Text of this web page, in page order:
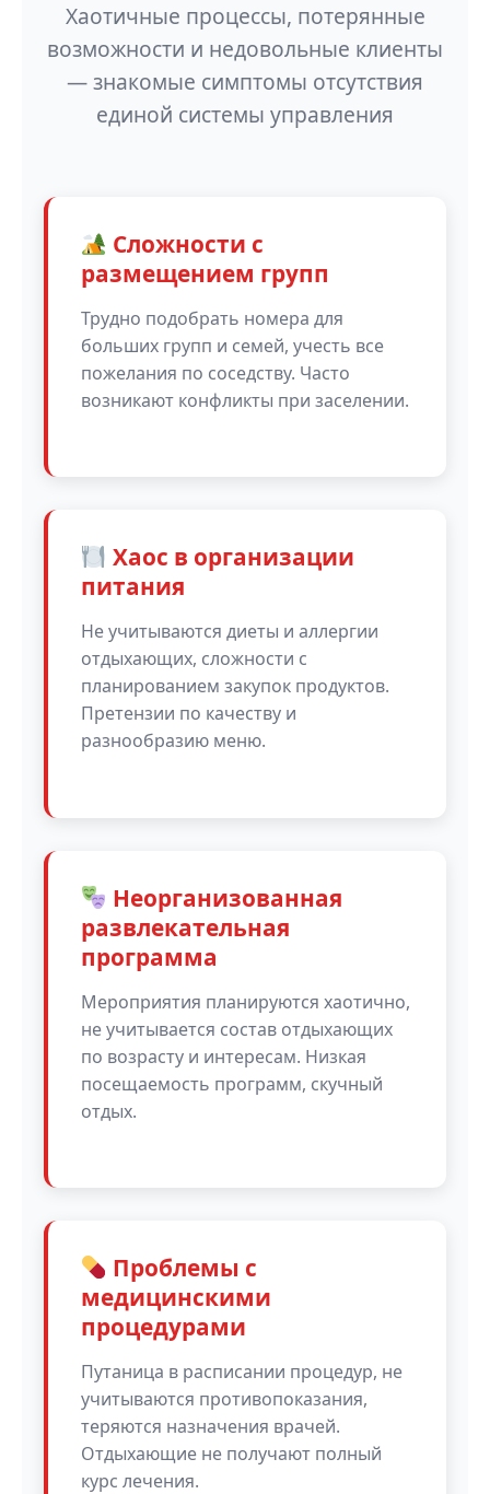
Хаотичные процессы, потерянные
возможности и недовольные клиенты
— знакомые симптомы отсутствия
единой системы управления
Сложности с
размещением групп
Трудно подобрать номера для
больших групп и семей, учесть все
пожелания по соседству. Часто
возникают конфликты при заселении.
Хаос в организации
питания
Не учитываются диеты и аллергии
отдыхающих, сложности с
планированием закупок продуктов.
Претензии по качеству и
разнообразию меню.
Неорганизованная
развлекательная
программа
Мероприятия планируются хаотично,
не учитывается состав отдыхающих
по возрасту и интересам. Низкая
посещаемость программ, скучный
отдых.
Проблемы с
медицинскими
процедурами
Путаница в расписании процедур, не
учитываются противопоказания,
теряются назначения врачей.
Отдыхающие не получают полный
курс лечения.